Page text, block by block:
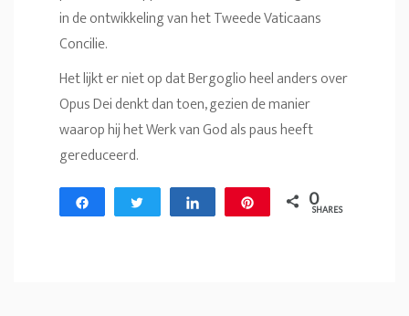
in de ontwikkeling van het Tweede Vaticaans
Concilie.
Het lijkt er niet op dat Bergoglio heel anders over
Opus Dei denkt dan toen, gezien de manier
waarop hij het Werk van God als paus heeft
gereduceerd.
Share Tweet Share 0
SHARES